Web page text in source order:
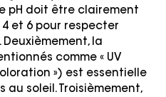
pH doit être clairement
et 6 pour respecter
la
comme « UV
») est essentielle
au soleil. Troisièmement,